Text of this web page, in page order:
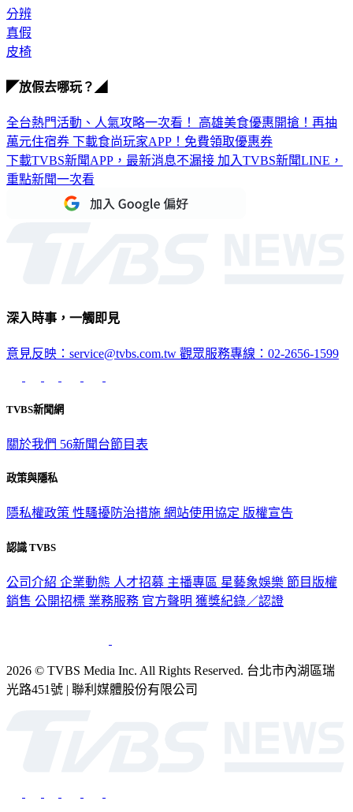
分辨
真假
皮椅
◤放假去哪玩？◢
全台熱門活動、人氣攻略一次看！ 高雄美食優惠開搶！再抽
萬元住宿券
下載食尚玩家APP！免費領取優惠券
下載TVBS新聞APP，最新消息不漏接 加入TVBS新聞LINE，
重點新聞一次看
深入時事，一觸即見
意見反映：service@tvbs.com.tw 觀眾服務專線：02-2656-1599
TVBS新聞網
關於我們 56新聞台節目表
政策與隱私
隱私權政策 性騷擾防治措施 網站使用協定 版權宣告
認識 TVBS
公司介紹 企業動態 人才招募 主播專區 星藝象娛樂 節目版權
銷售 公開招標 業務服務 官方聲明 獲獎紀錄／認證
2026 © TVBS Media Inc. All Rights Reserved. 台北市內湖區瑞
光路451號 | 聯利媒體股份有限公司